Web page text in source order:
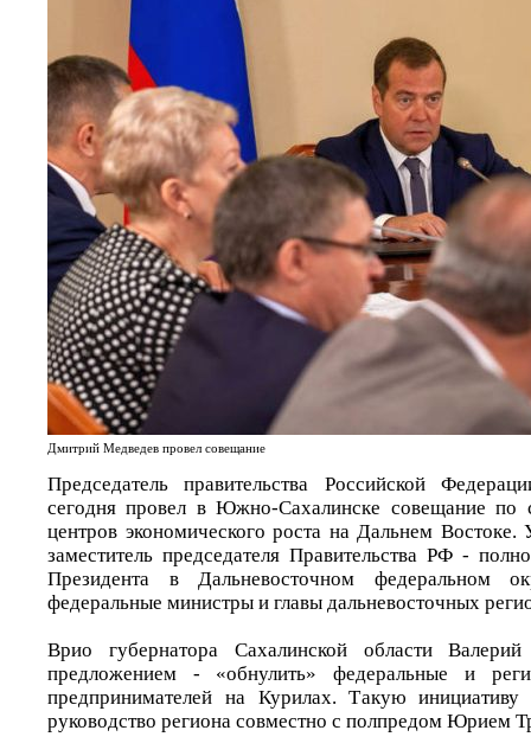
Дмитрий Медведев провел совещание
Председатель правительства Российской
сегодня провел в Южно-Сахалинске совещание по
центров экономического роста на Дальнем
заместитель председателя Правительства РФ -
Президента в Дальневосточном федеральном
федеральные министры и главы дальневосточных
Врио губернатора Сахалинской области
предложением - «обнулить» федеральные и
предпринимателей на Курилах. Такую инициативу
руководство региона совместно с полпредом Юрием